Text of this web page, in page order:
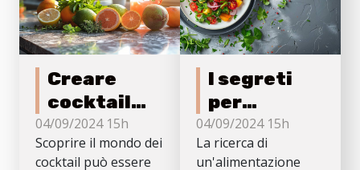
Creare
cocktail
perfetti a
casa con
04/09/2024 15h
Scoprire il mondo dei
cocktail può essere
I segreti
per
rendere i
tuoi pasti
04/09/2024 15h
La ricerca di
un'alimentazione